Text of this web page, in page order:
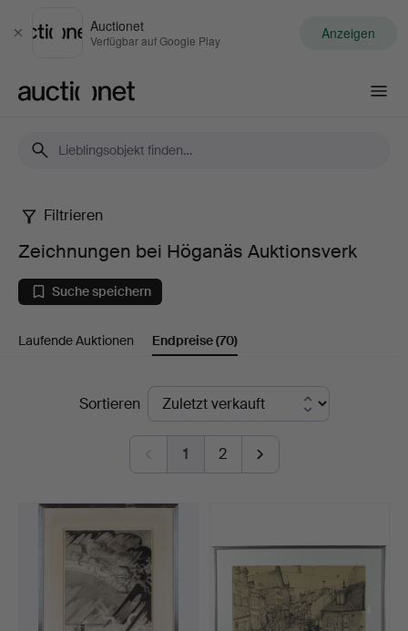
Schließen
Auctionet
Verfügbar auf Google Play Anzeigen
Zeichnungen
bei
Höganäs
Auktionsverk
Filtrieren
Zeichnungen bei Höganäs Auktionsverk
Suche speichern
Laufende Auktionen Endpreise(70)
EndpreiseSortieren
1 2